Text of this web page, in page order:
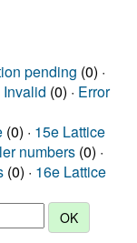
pending (0) ·
Invalid (0) · Error
(0) · 15e Lattice
numbers (0) ·
(0) · 16e Lattice